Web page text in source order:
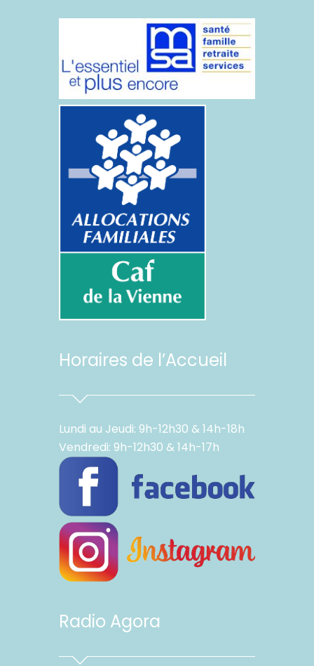
Horaires de l’Accueil
Lundi au Jeudi: 9h-12h30 & 14h-18h
Vendredi: 9h-12h30 & 14h-17h
Radio Agora